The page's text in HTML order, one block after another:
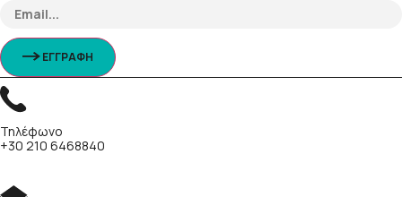
ΕΓΓΡΑΦΗ
Τηλέφωνο
+30 210 6468840